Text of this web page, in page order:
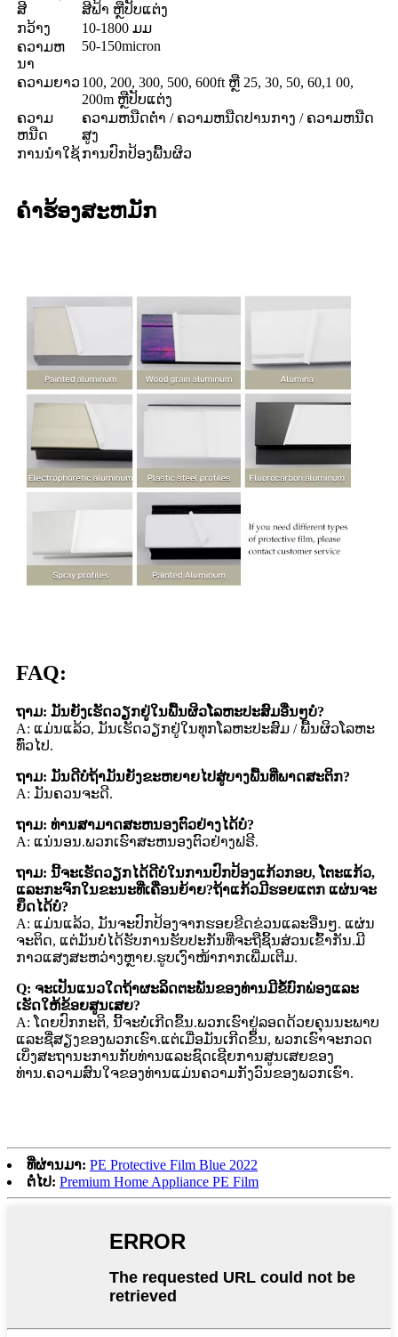
ສີ
ສີຟ້າ ຫຼືປັບແຕ່ງ
ກວ້າງ
10-1800 ມມ
ຄວາມຫ
ນາ
50-150micron
ຄວາມຍາວ 100, 200, 300, 500, 600ft ຫຼື 25, 30, 50, 60,1 00,
200m ຫຼືປັບແຕ່ງ
ຄວາມ
ຫນືດ
ຄວາມຫນືດຕ່ໍາ / ຄວາມຫນືດປານກາງ / ຄວາມຫນືດ
ສູງ
ການນໍາໃຊ້ ການປົກປ້ອງພື້ນຜິວ
ຄໍາຮ້ອງສະຫມັກ
FAQ:
ຖາມ: ມັນຍັງເຮັດວຽກຢູ່ໃນພື້ນຜິວໂລຫະປະສົມອື່ນໆບໍ?
A: ແມ່ນແລ້ວ, ມັນເຮັດວຽກຢູ່ໃນທຸກໂລຫະປະສົມ / ພື້ນຜິວໂລຫະ
ທົ່ວໄປ.
ຖາມ: ມັນດີບໍຖ້າມັນຍັງຂະຫຍາຍໄປສູ່ບາງພື້ນທີ່ພາດສະຕິກ?
A: ມັນຄວນຈະດີ.
ຖາມ: ທ່ານສາມາດສະຫນອງຕົວຢ່າງໄດ້ບໍ?
A: ແນ່ນອນ.ພວກເຮົາສະຫນອງຕົວຢ່າງຟຣີ.
ຖາມ: ນີ້ຈະເຮັດວຽກໄດ້ດີບໍໃນການປົກປ້ອງແກ້ວກອບ, ໂຕະແກ້ວ,
ແລະກະຈົກໃນຂະນະທີ່ເຄື່ອນຍ້າຍ?ຖ້າແກ້ວມີຮອຍແຕກ ແຜ່ນຈະ
ຍຶດໄດ້ບໍ?
A: ແມ່ນແລ້ວ, ມັນຈະປົກປ້ອງຈາກຮອຍຂີດຂ່ວນແລະອື່ນໆ. ແຜ່ນ
ຈະຕິດ, ແຕ່ມັນບໍ່ໄດ້ຮັບການຮັບປະກັນທີ່ຈະຖືຊິ້ນສ່ວນເຂົ້າກັນ.ມີ
ກາວແສງສະຫວ່າງຫຼາຍ.ຮູບເງົາໜ້າກາກເພີ່ມເຕີມ.
Q: ຈະເປັນແນວໃດຖ້າຜະລິດຕະພັນຂອງທ່ານມີຂໍ້ບົກພ່ອງແລະ
ເຮັດໃຫ້ຂ້ອຍສູນເສຍ?
A: ໂດຍປົກກະຕິ, ນີ້ຈະບໍ່ເກີດຂຶ້ນ.ພວກເຮົາຢູ່ລອດດ້ວຍຄຸນນະພາບ
ແລະຊື່ສຽງຂອງພວກເຮົາ.ແຕ່ເມື່ອມັນເກີດຂຶ້ນ, ພວກເຮົາຈະກວດ
ເບິ່ງສະຖານະການກັບທ່ານແລະຊົດເຊີຍການສູນເສຍຂອງ
ທ່ານ.ຄວາມສົນໃຈຂອງທ່ານແມ່ນຄວາມກັງວົນຂອງພວກເຮົາ.
ທີ່ຜ່ານມາ: PE Protective Film Blue 2022
ຕໍ່ໄປ: Premium Home Appliance PE Film